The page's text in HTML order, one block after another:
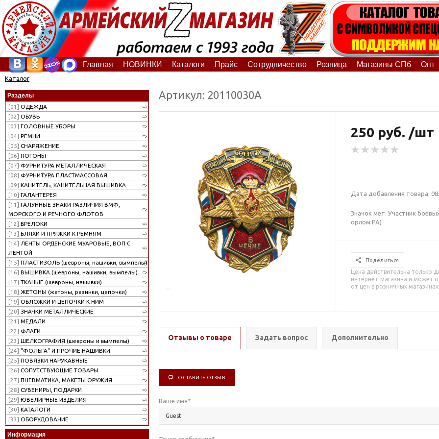
Главная НОВИНКИ Каталоги Прайс Сотрудничество Розница Магазины СПб Опт
Каталог
Разделы
[01] ОДЕЖДА
[02] ОБУВЬ
[03] ГОЛОВНЫЕ УБОРЫ
[04] РЕМНИ
[05] СНАРЯЖЕНИЕ
[06] ПОГОНЫ
[07] ФУРНИТУРА МЕТАЛЛИЧЕСКАЯ
[08] ФУРНИТУРА ПЛАСТМАССОВАЯ
[09] КАНИТЕЛЬ, КАНИТЕЛЬНАЯ ВЫШИВКА
[10] ГАЛАНТЕРЕЯ
[11] ГАЛУННЫЕ ЗНАКИ РАЗЛИЧИЯ ВМФ,
МОРСКОГО И РЕЧНОГО ФЛОТОВ
[12] БРЕЛОКИ
[13] БЛЯХИ И ПРЯЖКИ К РЕМНЯМ
[14] ЛЕНТЫ ОРДЕНСКИЕ МУАРОВЫЕ, ВОП С
ЛЕНТОЙ
[15] ПЛАСТИЗОЛЬ (шевроны, нашивки, вымпелы)
[16] ВЫШИВКА (шевроны, нашивки, вымпелы)
[17] ТКАНЫЕ (шевроны, нашивки)
[18] ЖЕТОНЫ (жетоны, резинки, цепочки)
[19] ОБЛОЖКИ И ЦЕПОЧКИ К НИМ
[20] ЗНАЧКИ МЕТАЛЛИЧЕСКИЕ
[21] МЕДАЛИ
[22] ФЛАГИ
[23] ШЕЛКОГРАФИЯ (шевроны и вымпелы)
[24] "ФОЛЬГА" И ПРОЧИЕ НАШИВКИ
[25] ПОВЯЗКИ НАРУКАВНЫЕ
[26] СОПУТСТВУЮЩИЕ ТОВАРЫ
[27] ПНЕВМАТИКА, МАКЕТЫ ОРУЖИЯ
[28] СУВЕНИРЫ, ПОДАРКИ
[29] ЮВЕЛИРНЫЕ ИЗДЕЛИЯ
[30] КАТАЛОГИ
[33] ОБОРУДОВАНИЕ
Информация
Артикул: 20110030А
250 руб. /шт
Дата добавления товара:
Значок мет. Участник
орлом РА)
Поделиться
Цена действительна только
интернет-магазина и может
от цен в розничных магазинах
Отзывы о товаре Задать вопрос Дополнительно
ОСТАВИТЬ ОТЗЫВ
Ваше имя*